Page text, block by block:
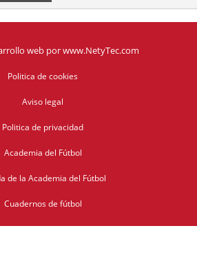
web porwww.NetyTec.com
Politica de cookies
Aviso legal
Politica de privacidad
Academia del Fútbol
de la Academia del Fútbol
Cuadernos de fútbol